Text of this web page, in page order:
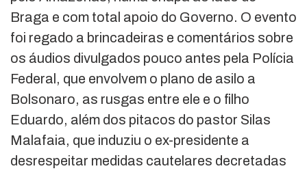
Braga e com total apoio do Governo. O evento
foi regado a brincadeiras e comentários sobre
os áudios divulgados pouco antes pela Polícia
Federal, que envolvem o plano de asilo a
Bolsonaro, as rusgas entre ele e o filho
Eduardo, além dos pitacos do pastor Silas
Malafaia, que induziu o ex-presidente a
desrespeitar medidas cautelares decretadas